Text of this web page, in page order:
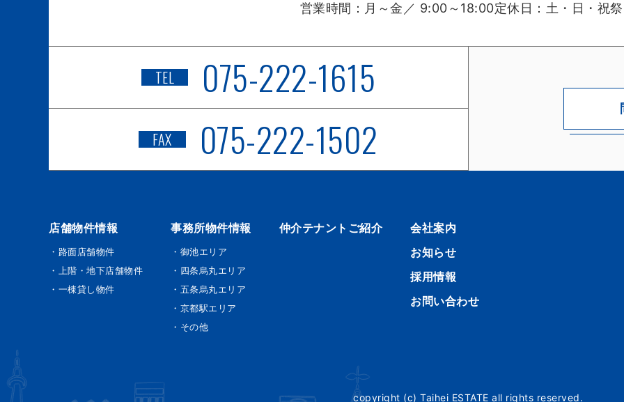
営業時間： 月～金／ 9:00～18:00定休日： 土・日・祝
TEL 075-222-1615
FAX 075-222-1502
店舗物件情報
・路面店舗物件
・上階・地下店舗物件
・一棟貸し物件
事務所物件情報
・御池エリア
・四条烏丸エリア
・五条烏丸エリア
・京都駅エリア
・その他
仲介テナントご紹介
会社案内
お知らせ
採用情報
お問い合わせ
copyright (c) Taihei ESTATE all rights reserved.